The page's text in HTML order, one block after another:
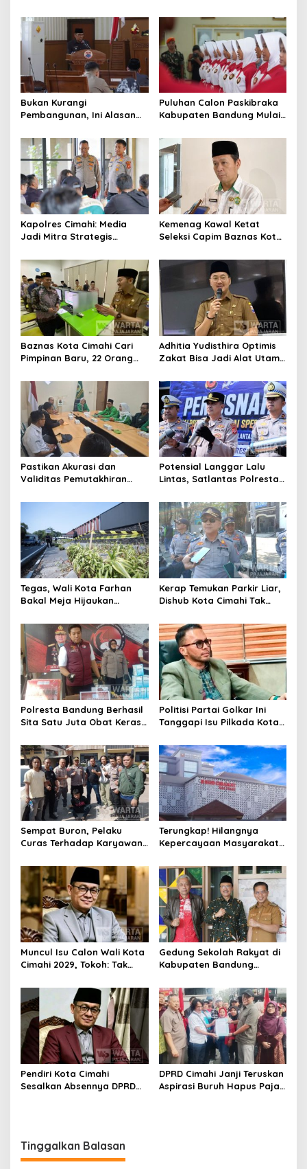
Pemerintah
Alternatif di Padalarang
Bukan Kurangi
Pembangunan, Ini Alasan
Pengurangan Belanja
Daerah
Puluhan Calon Paskibraka
Kabupaten Bandung Mulai
Kapolres Cimahi: Media
Jadi Mitra Strategis
Publik
Kemenag Kawal Ketat
Seleksi Capim Baznas Kota
Komisioner Baznas
Berintegritas
Baznas Kota Cimahi Cari
Pimpinan Baru, 22 Orang
Adhitia Yudisthira Optimis
Zakat Bisa Jadi Alat Utama
Kota Cimahi
Pastikan Akurasi dan
Validitas Pemutakhiran
Cimahi Lakukan
Potensial Langgar Lalu
Lintas, Satlantas Polresta
Motor Berknalpot Brong
Tegas, Wali Kota Farhan
Bakal Meja Hijaukan
Riau
Kerap Temukan Parkir Liar,
Dishub Kota Cimahi Tak
Pembinaan
Polresta Bandung Berhasil
Sita Satu Juta Obat Keras
Kasus Narkoba
Politisi Partai Golkar Ini
Tanggapi Isu Pilkada Kota
Sempat Buron, Pelaku
Curas Terhadap Karyawan
Ditangkap Polisi
Terungkap! Hilangnya
Kepercayaan Masyarakat
Rebranding RSUD Cibabat
Muncul Isu Calon Wali Kota
Cimahi 2029, Tokoh: Tak
Legitimasi Parpol
Gedung Sekolah Rakyat di
Kabupaten Bandung
Siap Tampung Dua Ribu
Siswa
Pendiri Kota Cimahi
Sesalkan Absennya DPRD
DPRD Cimahi Janji Teruskan
Aspirasi Buruh Hapus Pajak
Tinggalkan Balasan